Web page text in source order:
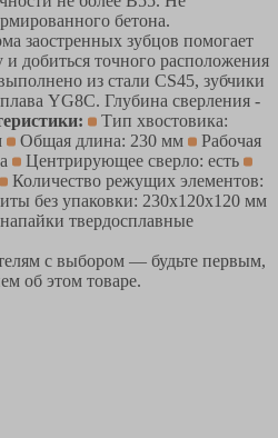
бетона.
заостренных зубцов помогает
и добиться точного расположения
из стали CS45, зубчики
YG8С. Глубина сверления -
Тип хвостовика:
Общая длина: 230 мм
Рабочая
Центрирующее сверло: есть
Количество режущих элементов:
без упаковки: 230x120x120 мм
твердосплавные
с выбором — будьте первым,
об этом товаре.